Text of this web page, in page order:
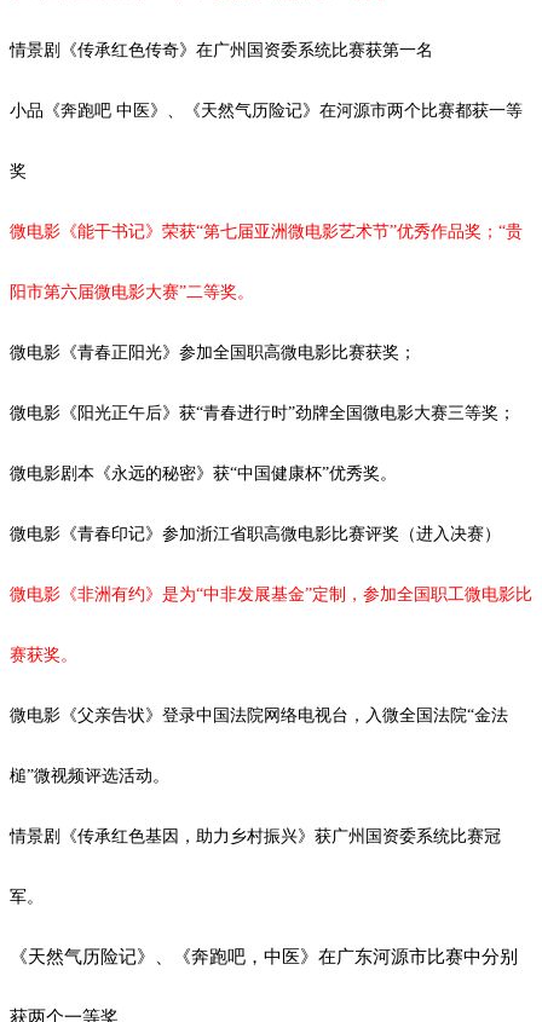
情景剧《传承红色传奇》在广州国资委系统比赛获第一名
小品《奔跑吧 中医》、《天然气历险记》在河源市两个比赛都获一等
奖
微电影《能干书记》荣获“第七届亚洲微电影艺术节”优秀作品奖；“贵
阳市第六届微电影大赛”二等奖。
微电影《青春正阳光》参加全国职高微电影比赛获奖；
微电影《阳光正午后》获“青春进行时”劲牌全国微电影大赛三等奖；
微电影剧本《永远的秘密》获“中国健康杯”优秀奖。
微电影《青春印记》参加浙江省职高微电影比赛评奖（进入决赛）
微电影《非洲有约》是为“中非发展基金”定制，参加全国职工微电影比
赛获奖。
微电影《父亲告状》登录中国法院网络电视台，入微全国法院“金法
槌”微视频评选活动。
情景剧《传承红色基因，助力乡村振兴》获广州国资委系统比赛冠
军。
《天然气历险记》、《奔跑吧，中医》在广东河源市比赛中分别
获两个一等奖